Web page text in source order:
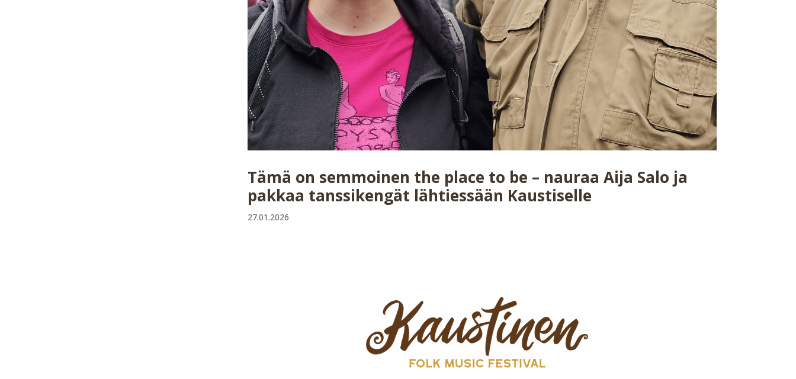
Tämä on semmoinen the place to be – nauraa Aija Salo ja
pakkaa tanssikengät lähtiessään Kaustiselle
27.01.2026